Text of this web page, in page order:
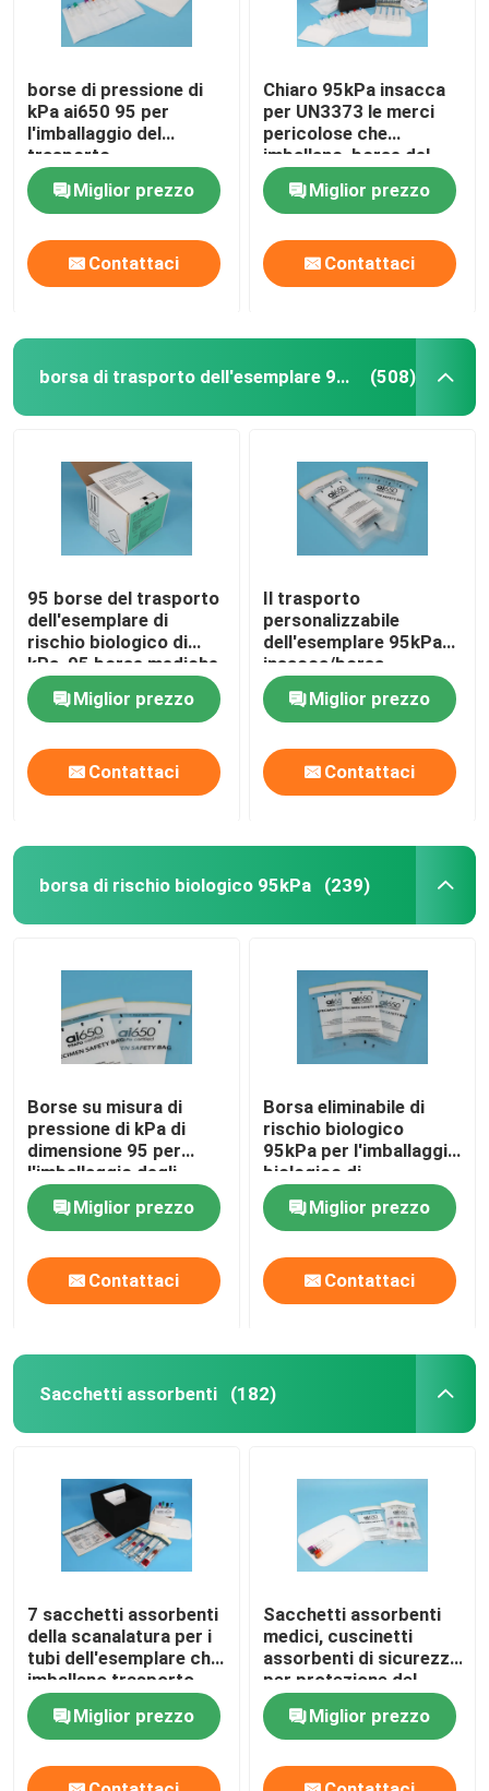
borse di pressione di
kPa ai650 95 per
l'imballaggio del
trasporto
dell'esemplare di
rischio biologico
Miglior prezzo
Contattaci
Chiaro 95kPa insacca
per UN3373 le merci
pericolose che
imballano, borse del
trasporto
dell'esemplare 95kPa
Miglior prezzo
Contattaci
borsa di trasporto dell'esemplare 95kPa (508)
95 borse del trasporto
dell'esemplare di
rischio biologico di
kPa, 95 borse mediche
di trasferimento di KPa
Miglior prezzo
Contattaci
Il trasporto
personalizzabile
dell'esemplare 95kPa
insacca/borsa
biologica IATA di
rischio approvata
Miglior prezzo
Contattaci
borsa di rischio biologico 95kPa (239)
Borse su misura di
pressione di kPa di
dimensione 95 per
l'imballaggio degli
esemplari del
trasporto aereo
Miglior prezzo
Contattaci
Borsa eliminabile di
rischio biologico
95kPa per l'imballaggio
biologico di
rischio/esemplare
contagiosoMiglior prezzo
Contattaci
Sacchetti assorbenti (182)
7 sacchetti assorbenti
della scanalatura per i
tubi dell'esemplare che
imballano trasporto
aereo sicuro
Miglior prezzo
Sacchetti assorbenti
medici, cuscinetti
assorbenti di sicurezza
per protezione del
trasporto
Miglior prezzo